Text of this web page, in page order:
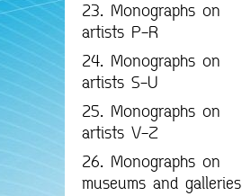
23. Monographs on
artists P-R
24. Monographs on
artists S-U
25. Monographs on
artists V-Z
26. Monographs on
museums and galleries